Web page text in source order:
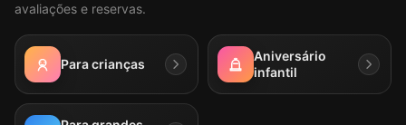
avaliações e reservas.
Para crianças
Aniversário
infantil